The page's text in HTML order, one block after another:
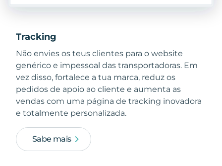
Tracking
Não envies os teus clientes para o website
genérico e impessoal das transportadoras. Em
vez disso, fortalece a tua marca, reduz os
pedidos de apoio ao cliente e aumenta as
vendas com uma página de tracking inovadora
e totalmente personalizada.
Sabe mais